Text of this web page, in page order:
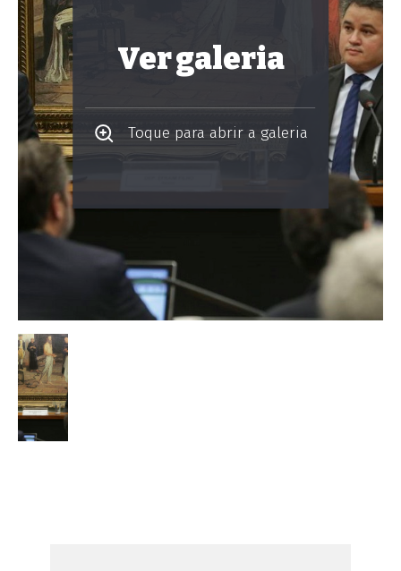
Ver galeria
Toque para abrir a galeria